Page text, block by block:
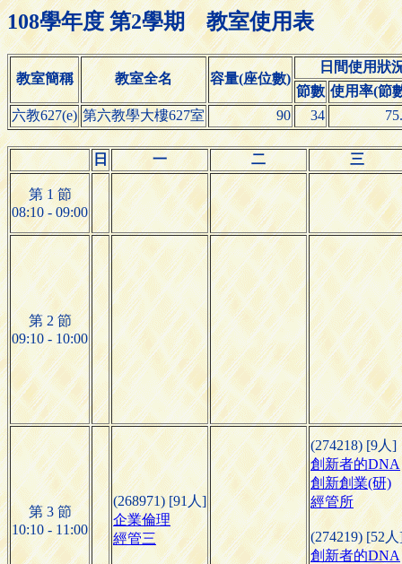
108學年度 第2學期 教室使用表
教室簡稱 教室全名 容量(座位數)
日間使用狀
節數 使用率(節
六教627(e) 第六教學大樓627室 90 34
日 一 二 三
第 1 節
08:10 - 09:00
第 2 節
09:10 - 10:00
第 3 節
10:10 - 11:00
(268971) [91人]
企業倫理
經管三
(274218) [9人]
創新者的DNA
創新創業(研)
經管所
(274219) [52
創新者的DNA